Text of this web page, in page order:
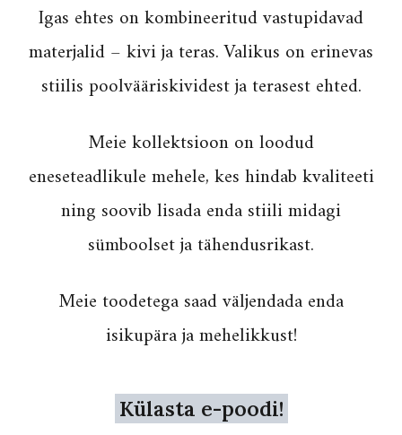
Igas ehtes on kombineeritud vastupidavad
materjalid – kivi ja teras. Valikus on erinevas
stiilis poolvääriskividest ja terasest ehted.
Meie kollektsioon on loodud
eneseteadlikule mehele, kes hindab kvaliteeti
ning soovib lisada enda stiili midagi
sümboolset ja tähendusrikast.
Meie toodetega saad väljendada enda
isikupära ja mehelikkust!
Külasta e-poodi!